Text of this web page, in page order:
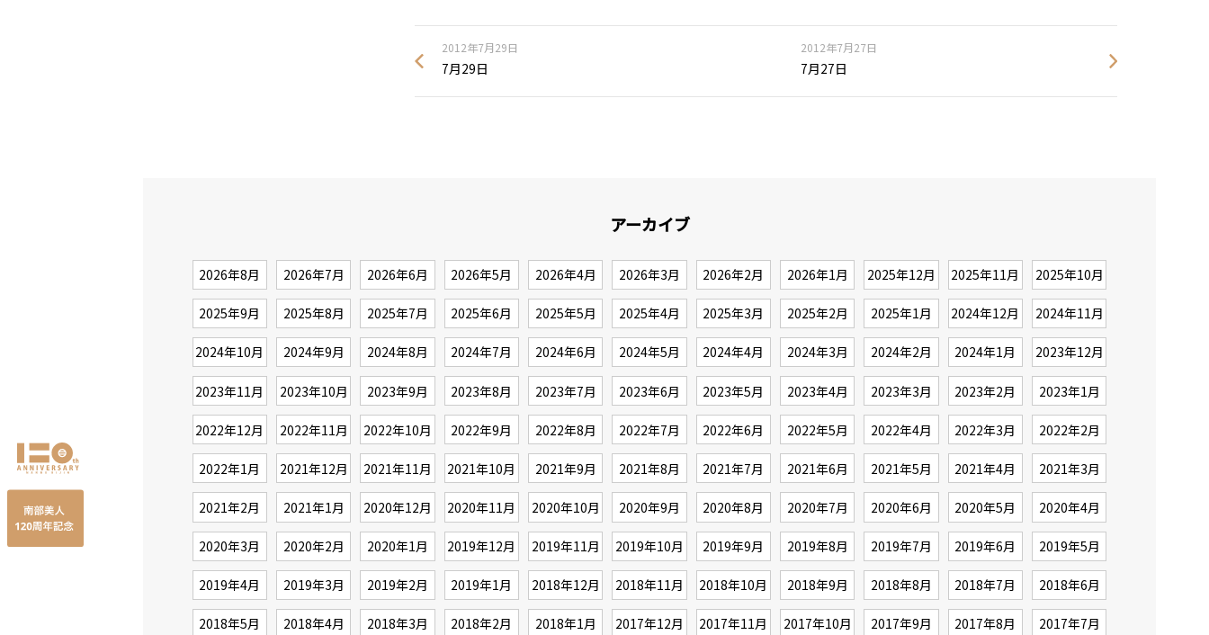
2012年7月29日
7月29日
2012年7月27日
7月27日
アーカイブ
2026年8月 2026年7月 2026年6月 2026年5月 2026年4月 2026年3月 2026年2月 2026年1月 2025年12月 2025年11月 2025年10月
2025年9月 2025年8月 2025年7月 2025年6月 2025年5月 2025年4月 2025年3月 2025年2月 2025年1月 2024年12月 2024年11月
2024年10月 2024年9月 2024年8月 2024年7月 2024年6月 2024年5月 2024年4月 2024年3月 2024年2月 2024年1月 2023年12月
2023年11月 2023年10月 2023年9月 2023年8月 2023年7月 2023年6月 2023年5月 2023年4月 2023年3月 2023年2月 2023年1月
2022年12月 2022年11月 2022年10月 2022年9月 2022年8月 2022年7月 2022年6月 2022年5月 2022年4月 2022年3月 2022年2月
2022年1月 2021年12月 2021年11月 2021年10月 2021年9月 2021年8月 2021年7月 2021年6月 2021年5月 2021年4月 2021年3月
2021年2月 2021年1月 2020年12月 2020年11月 2020年10月 2020年9月 2020年8月 2020年7月 2020年6月 2020年5月 2020年4月
2020年3月 2020年2月 2020年1月 2019年12月 2019年11月 2019年10月 2019年9月 2019年8月 2019年7月 2019年6月 2019年5月
2019年4月 2019年3月 2019年2月 2019年1月 2018年12月 2018年11月 2018年10月 2018年9月 2018年8月 2018年7月 2018年6月
2018年5月 2018年4月 2018年3月 2018年2月 2018年1月 2017年12月 2017年11月 2017年10月 2017年9月 2017年8月 2017年7月